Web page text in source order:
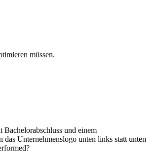
müssen.
Bachelorabschluss und einem
Unternehmenslogo unten links statt unten